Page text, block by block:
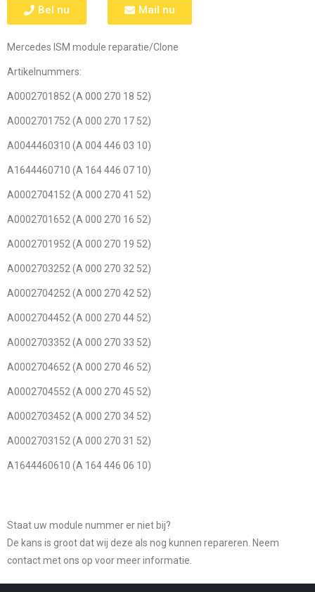
Bel nu Mail nu
Mercedes ISM module reparatie/Clone
Artikelnummers:
A0002701852 (A 000 270 18 52)
A0002701752 (A 000 270 17 52)
A0044460310 (A 004 446 03 10)
A1644460710 (A 164 446 07 10)
A0002704152 (A 000 270 41 52)
A0002701652 (A 000 270 16 52)
A0002701952 (A 000 270 19 52)
A0002703252 (A 000 270 32 52)
A0002704252 (A 000 270 42 52)
A0002704452 (A 000 270 44 52)
A0002703352 (A 000 270 33 52)
A0002704652 (A 000 270 46 52)
A0002704552 (A 000 270 45 52)
A0002703452 (A 000 270 34 52)
A0002703152 (A 000 270 31 52)
A1644460610 (A 164 446 06 10)
Staat uw module nummer er niet bij?
De kans is groot dat wij deze als nog kunnen repareren. Neem
contact met ons op voor meer informatie.